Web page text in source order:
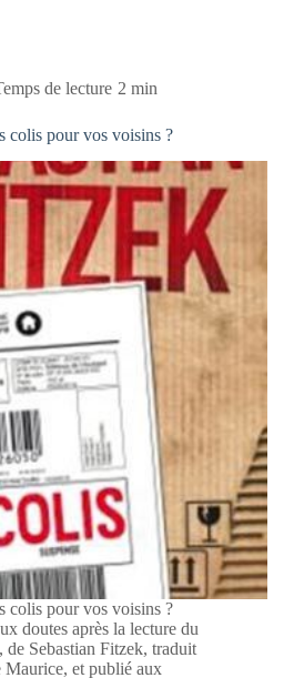
de lecture 2 min
colis pour vos voisins ?
colis pour vos voisins ?
doutes après la lecture du
Sebastian Fitzek, traduit
Maurice, et publié aux